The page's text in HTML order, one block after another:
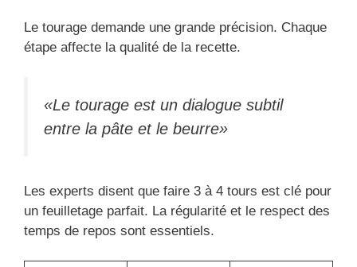
Le tourage demande une grande précision. Chaque
étape affecte la qualité de la recette.
«Le tourage est un dialogue subtil
entre la pâte et le beurre»
Les experts disent que faire 3 à 4 tours est clé pour
un feuilletage parfait. La régularité et le respect des
temps de repos sont essentiels.